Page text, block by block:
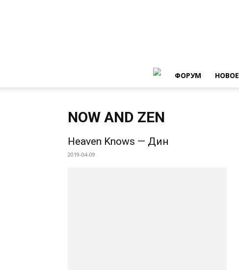
ФОРУМ НОВОE
NOW AND ZEN
Heaven Knows — Дин
2019-04-09